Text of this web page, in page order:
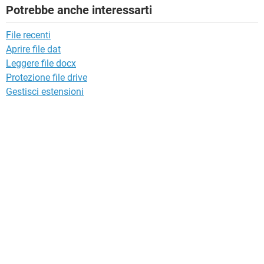
Potrebbe anche interessarti
File recenti
Aprire file dat
Leggere file docx
Protezione file drive
Gestisci estensioni